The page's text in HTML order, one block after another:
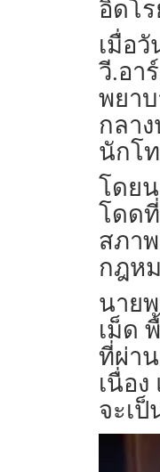
อิดโ
เมื่อ
วี.อา
พยา
กลา
นักโ
โดย
โดด
สภา
กฎห
นาย
เม็ด
ที่ผ่า
เนื่อ
จะเ